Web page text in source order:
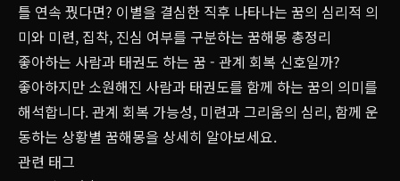
틀 연속 꿨다면? 이별을 결심한 직후 나타나는 꿈의 심리적 의
미와 미련, 집착, 진심 여부를 구분하는 꿈해몽 총정리
좋아하는 사람과 태권도 하는 꿈 - 관계 회복 신호일까?
좋아하지만 소원해진 사람과 태권도를 함께 하는 꿈의 의미를
해석합니다. 관계 회복 가능성, 미련과 그리움의 심리, 함께 운
동하는 상황별 꿈해몽을 상세히 알아보세요.
관련 태그